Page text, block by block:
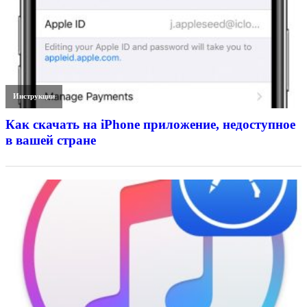
Инструкции
Как скачать на iPhone приложение, недоступное
в вашей стране